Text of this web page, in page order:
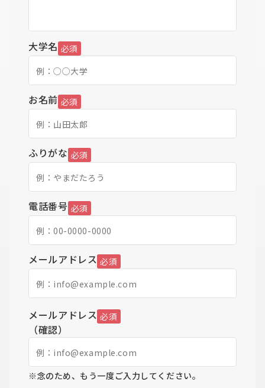
大学名 必須
お名前 必須
ふりがな 必須
電話番号 必須
メールアドレス 必須
メールアドレス
（確認）
必須
※念のため、もう一度ご入力してください。